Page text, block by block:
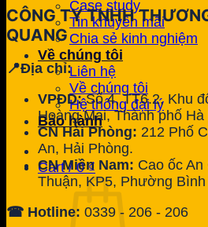
Case study
Tin khuyến mãi
Chia sẻ kinh nghiệm
Về chúng tôi
Liên hệ
Về chúng tôi
Hệ thống đại lý
Bảo hành
Cart /0₫
CÔNG TY TNHH
QUANG
📍Địa chỉ:
VPĐD:Số 4, TT6.2, Khu
Hoàng Mai, Thành phố
CN Hải Phòng: 212 Phố
An, Hải Phòng.
CN Miền Nam: Cao ốc
Thuận, KP5, Phường
☎ Hotline: 0339 - 206 - 206